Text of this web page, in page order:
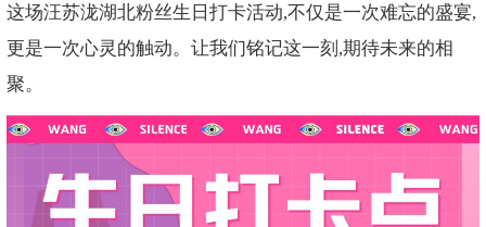
这场汪苏泷湖北粉丝生日打卡活动,不仅是一次难忘的盛宴,
更是一次心灵的触动。让我们铭记这一刻,期待未来的相
聚。